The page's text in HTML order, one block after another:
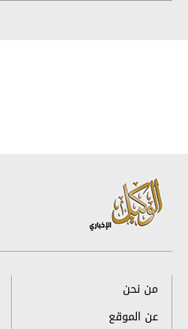
من نحن
عن الموقع